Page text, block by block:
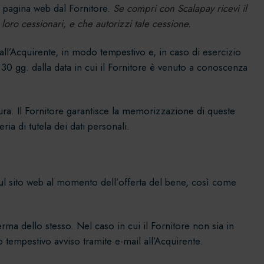
web dal Fornitore. Se compri con Scalapay ricevi il
cessionari, e che autorizzi tale cessione.
in modo tempestivo e, in caso di esercizio
gg. dalla data in cui il Fornitore è venuto a conoscenza
Il Fornitore garantisce la memorizzazione di queste
di tutela dei dati personali.
sito web al momento dell’offerta del bene, così come
dello stesso. Nel caso in cui il Fornitore non sia in
avviso tramite e-mail all’Acquirente.